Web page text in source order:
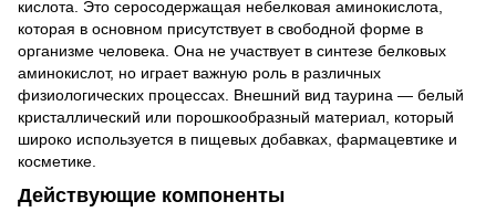
кислота. Это серосодержащая небелковая аминокислота,
которая в основном присутствует в свободной форме в
организме человека. Она не участвует в синтезе белковых
аминокислот, но играет важную роль в различных
физиологических процессах. Внешний вид таурина — белый
кристаллический или порошкообразный материал, который
широко используется в пищевых добавках, фармацевтике и
косметике.
Действующие компоненты